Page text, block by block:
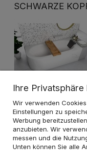
SCHWARZE
Ihre
Wir verwenden
Einstellungen zu
Werbung
anzubieten. Wir
messen und die
Unten können Sie alle